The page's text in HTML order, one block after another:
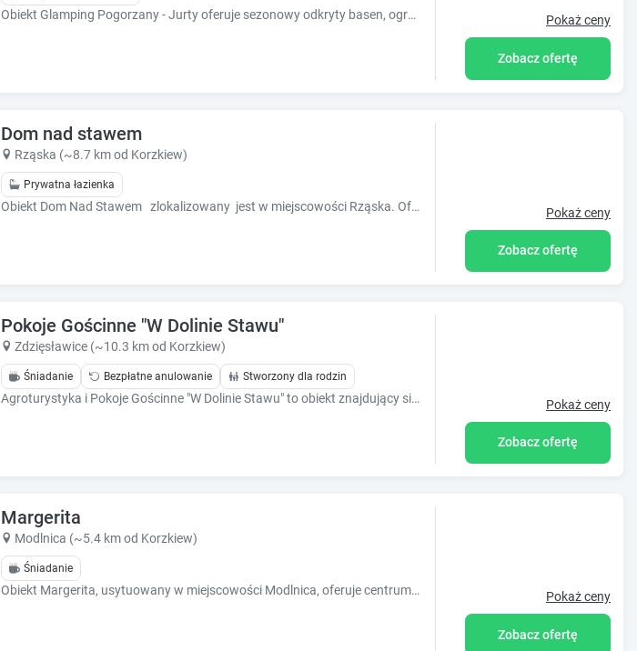
Obiekt Glamping Pogorzany - Jurty oferuje sezonowy odkryty basen, ogród oraz różne opcje zakwaterowania, w których zapewniono klimatyzację, taras Pokaż ceny
Zobacz ofertę
Dom nad stawem
Rząska (~8.7 km od Korzkiew)
Prywatna łazienka
Obiekt Dom Nad Stawem zlokalizowany jest w miejscowości Rząska. Oferujemy duży, klasycznie urzadzony apartament z bezpłatnym WiFi, tarasem, komi Pokaż ceny
Zobacz ofertę
Pokoje Gościnne "W Dolinie Stawu"
Zdzięsławice (~10.3 km od Korzkiew)
Śniadanie Bezpłatne anulowanie Stworzony dla rodzin
Agroturystyka i Pokoje Gościnne "W Dolinie Stawu" to obiekt znajdujący się w miejscowości Zdzięsławice tylko kilka kilometrów od Krakowa. Pokaż ceny
Zobacz ofertę
Margerita
Modlnica (~5.4 km od Korzkiew)
Śniadanie
Obiekt Margerita, usytuowany w miejscowości Modlnica, oferuje centrum fitness, bezpłatny prywatny parking, ogród oraz taras. Odległość ważnych Pokaż ceny
Zobacz ofertę